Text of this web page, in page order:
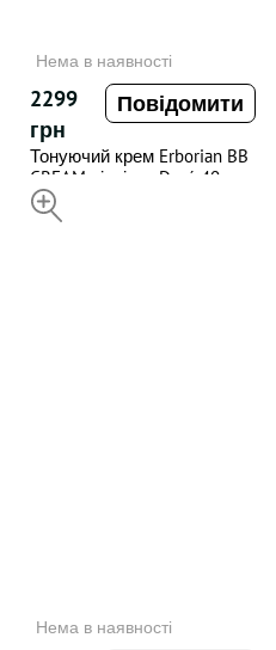
Нема в наявності
2299
грн
Повідомити
Тонуючий крем Erborian BB
CREAM відтінок Doré 40 мл
Нема в наявності